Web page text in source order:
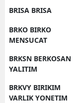
BRISA BRISA
BRKO BIRKO
MENSUCAT
BRKSN BERKOSAN
YALITIM
BRKVY BIRIKIM
VARLIK YONETIM